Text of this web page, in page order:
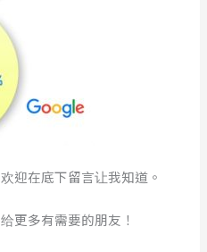
迎在底下留言让我知道。
更多有需要的朋友！